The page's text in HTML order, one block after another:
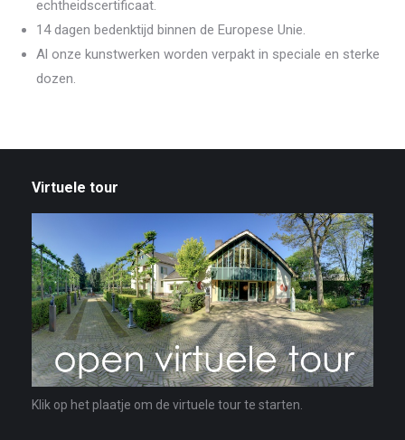
echtheidscertificaat.
14 dagen bedenktijd binnen de Europese Unie.
Al onze kunstwerken worden verpakt in speciale en sterke
dozen.
Virtuele tour
Klik op het plaatje om de virtuele tour te starten.